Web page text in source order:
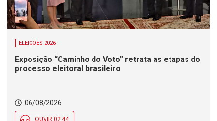
ELEIÇÕES 2026
Exposição “Caminho do Voto” retrata as etapas do
processo eleitoral brasileiro
06/08/2026
OUVIR 02:44